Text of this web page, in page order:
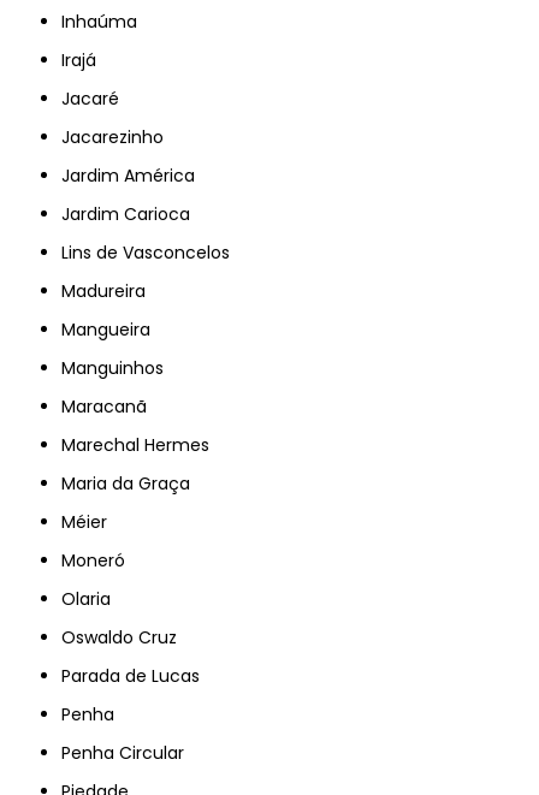
Inhaúma
Irajá
Jacaré
Jacarezinho
Jardim América
Jardim Carioca
Lins de Vasconcelos
Madureira
Mangueira
Manguinhos
Maracanã
Marechal Hermes
Maria da Graça
Méier
Moneró
Olaria
Oswaldo Cruz
Parada de Lucas
Penha
Penha Circular